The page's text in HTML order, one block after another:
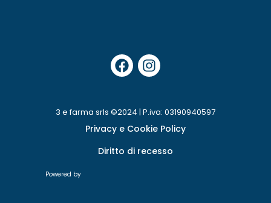
3 e farma srls ©2024 | P.iva: 03190940597
Privacy e Cookie Policy
Diritto di recesso
Powered by